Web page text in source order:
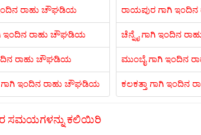
ಇಂದಿನ ರಾಹು ಚೌಘಡಿಯ
ಇಂದಿನ ರಾಹು ಚೌಘಡಿಯ
ರಾಹು ಚೌಘಡಿಯ
ಇಂದಿನ ರಾಹು ಚೌಘಡಿಯ
ರಾಯಪುರ ಗಾಗಿ
ಚೆನ್ನೈ ಗಾಗಿ ಇಂದಿನ
ಮುಂಬೈ ಗಾಗಿ ಇಂದಿನ
ಕಲಕತ್ತಾ ಗಾಗಿ
ಸಮಯಗಳನ್ನು ಕಲಿಯಿರಿ